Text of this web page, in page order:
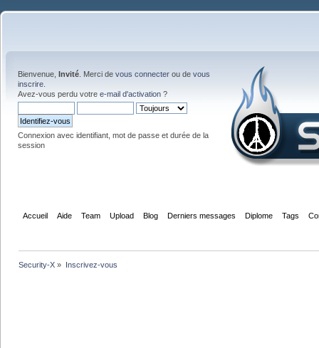
Bienvenue, Invité . Merci de vous connecter ou de vous
inscrire
Avez-vous perdu votre e-mail d'activation ?
Connexion avec identifiant, mot de passe et durée de la
session
Accueil Aide Team Upload Blog Derniers messages Diplome Tags
Security-X » Inscrivez-vous